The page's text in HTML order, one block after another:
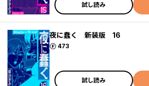
試し読み
夜に蠢く 新装版 16
473
ポイント
試し読み